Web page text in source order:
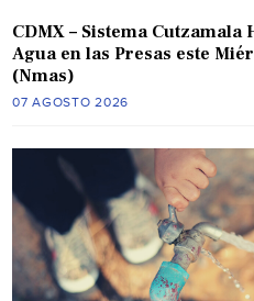
CDMX – Sistema Cutzamala
Agua en las Presas este
(Nmas)
07 AGOSTO 2026